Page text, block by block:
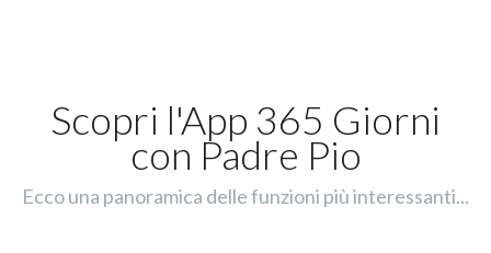
Scopri l'App 365 Giorni
con Padre Pio
Ecco una panoramica delle funzioni più interessanti...